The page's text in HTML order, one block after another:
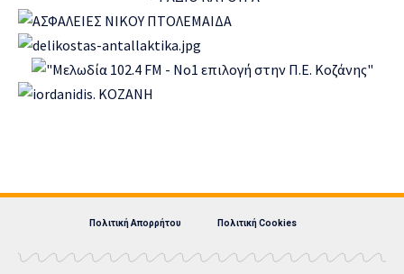
Πολιτική Απορρήτου Πολιτική Cookies